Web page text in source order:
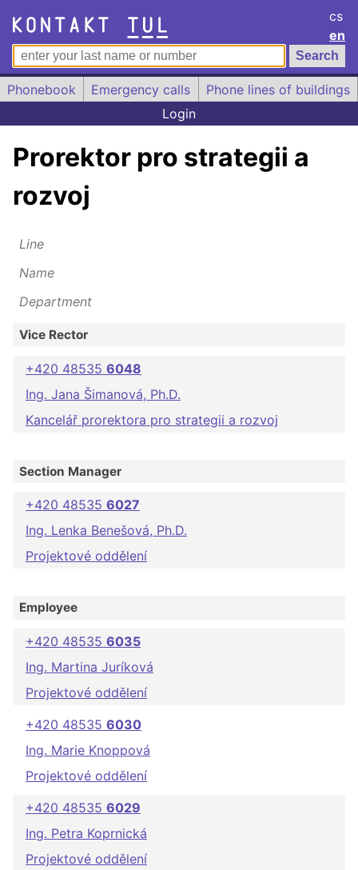
cs
en
Phonebook Emergency calls
Phone lines of buildings
Login
Prorektor pro strategii a
rozvoj
Line
Name
Department
Vice Rector
+420 48535 6048
Ing. Jana Šimanová, Ph.D.
Kancelář prorektora pro strategii a rozvoj
Section Manager
+420 48535 6027
Ing. Lenka Benešová, Ph.D.
Projektové oddělení
Employee
+420 48535 6035
Ing. Martina Juríková
Projektové oddělení
+420 48535 6030
Ing. Marie Knoppová
Projektové oddělení
+420 48535 6029
Ing. Petra Koprnická
Projektové oddělení